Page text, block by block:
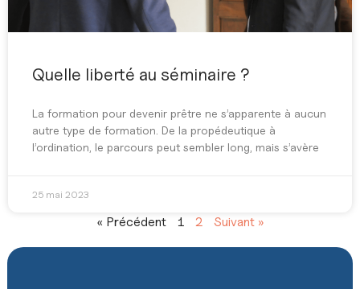
Quelle liberté au séminaire ?
La formation pour devenir prêtre ne s’apparente à aucun
autre type de formation. De la propédeutique à
l’ordination, le parcours peut sembler long, mais s’avère
25 mai 2023
« Précédent 1 2 Suivant »